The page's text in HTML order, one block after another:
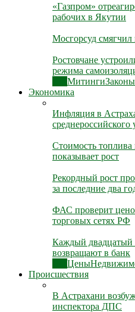
«Газпром»
рабочих в Якутии
Мосгорсуд смягчил
Ростовчане
режима
МитингиЗаконы
Экономика
Инфляция в
среднероссийского
Стоимость топлива
показывает рост
Рекордный рост
за последние два
ФАС проверит
торговых сетях РФ
Каждый двадцатый
возвращают в банк
Цены
Происшествия
В Астрахани
инспектора ДПС